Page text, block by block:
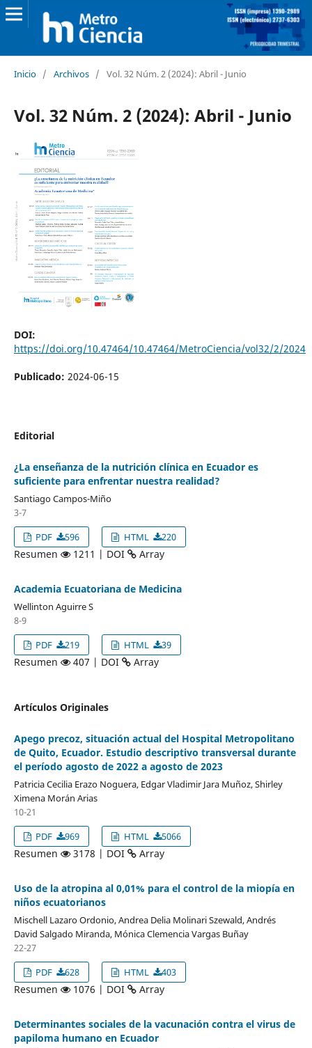
Inicio / Archivos / Vol. 32 Núm. 2 (2024): Abril - Junio
Vol. 32 Núm. 2 (2024): Abril - Junio
DOI:
https://doi.org/10.47464/10.47464/MetroCiencia/vol32/2/2024
Publicado: 2024-06-15
Editorial
¿La enseñanza de la nutrición clínica en Ecuador es
suficiente para enfrentar nuestra realidad?
Santiago Campos-Miño
3-7
PDF
596 HTML 220
Resumen 1211 | DOI Array
Academia Ecuatoriana de Medicina
Wellinton Aguirre S
8-9
PDF
219 HTML 39
Resumen 407 | DOI Array
Artículos Originales
Apego precoz, situación actual del Hospital Metropolitano
de Quito, Ecuador. Estudio descriptivo transversal durante
el período agosto de 2022 a agosto de 2023
Patricia Cecilia Erazo Noguera, Edgar Vladimir Jara Muñoz, Shirley
Ximena Morán Arias
10-21
PDF
969 HTML 5066
Resumen 3178 | DOI Array
Uso de la atropina al 0,01% para el control de la miopía en
niños ecuatorianos
Mischell Lazaro Ordonio, Andrea Delia Molinari Szewald, Andrés
David Salgado Miranda, Mónica Clemencia Vargas Buñay
22-27
PDF
628 HTML 403
Resumen 1076 | DOI Array
Determinantes sociales de la vacunación contra el virus de
papiloma humano en Ecuador